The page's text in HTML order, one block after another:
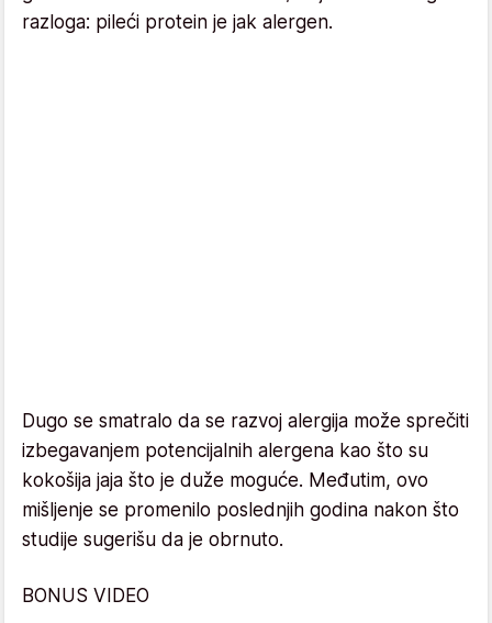
razloga: pileći protein je jak alergen.
Dugo se smatralo da se razvoj alergija može sprečiti
izbegavanjem potencijalnih alergena kao što su
kokošija jaja što je duže moguće. Međutim, ovo
mišljenje se promenilo poslednjih godina nakon što
studije sugerišu da je obrnuto.
BONUS VIDEO